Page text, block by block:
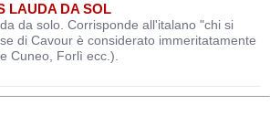
LAUDA DA SOL
da solo. Corrisponde all'italano "chi si
di Cavour è considerato immeritatamente
Cuneo, Forlì ecc.).